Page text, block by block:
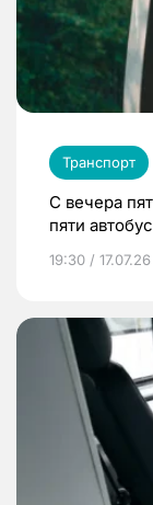
Транспорт
С вечера
пяти
19:30 / 17.07.26